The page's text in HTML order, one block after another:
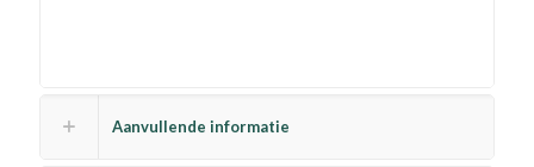
Aanvullende informatie